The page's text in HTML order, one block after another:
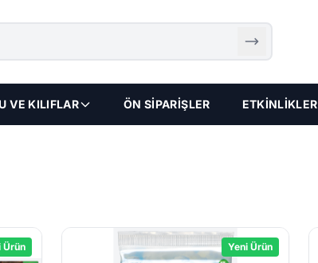
VE KILIFLAR ÖN SİPARİŞLER ETKİNLİKLER
Ürün Yeni Ürün